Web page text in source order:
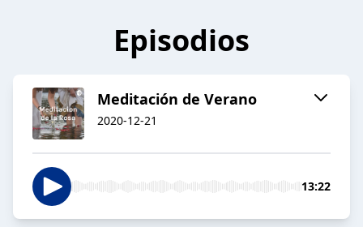
Episodios
Meditación de Verano
2020-12-21
13:22